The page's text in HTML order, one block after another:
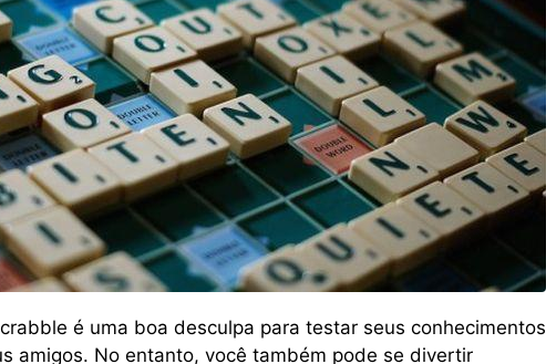
é uma boa desculpa para testar seus conhecimentos
amigos. No entanto, você também pode se divertir